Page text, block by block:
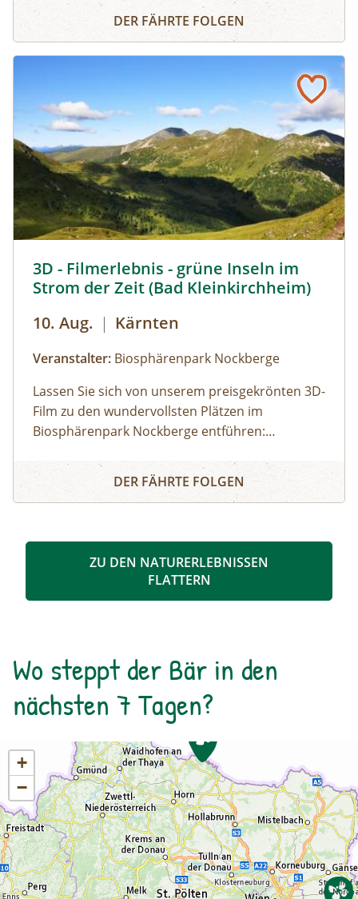
und erfahren Sie mehr über die einmalige Flora!
3D - Filmerlebnis - grüne Inseln im Strom der Zeit
DER FÄHRTE FOLGEN
3D - Filmerlebnis - grüne Inseln im
Strom der Zeit (Bad Kleinkirchheim)
10. Aug. | Kärnten
Veranstalter: Biosphärenpark Nockberge
Lassen Sie sich von unserem preisgekrönten 3D-
Film zu den wundervollsten Plätzen im
Biosphärenpark Nockberge entführen:
und erfahren Sie mehr über die einmalige Flora!
3D - Filmerlebnis - grüne Inseln im Strom der Zeit (Bad
DER FÄHRTE FOLGEN
ZU DEN NATURERLEBNISSEN
FLATTERN
Wo steppt der Bär in den
nächsten 7 Tagen?
+
−